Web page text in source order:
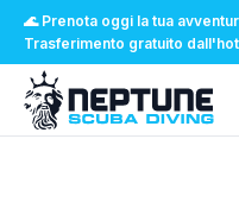
🌊 Prenota oggi la tua
Trasferimento gratuito